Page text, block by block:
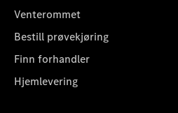
Venterommet
Bestill prøvekjøring
Finn forhandler
Hjemlevering